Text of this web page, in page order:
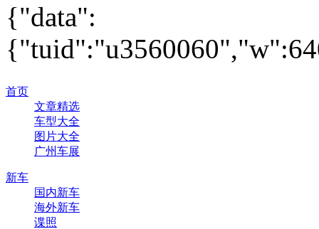
{"data":
首页
文章精选
车型大全
图片大全
广州车展
新车
国内新车
海外新车
谍照